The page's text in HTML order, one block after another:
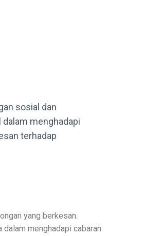
sosial dan
menghadapi
terhadap
yang berkesan.
menghadapi cabaran